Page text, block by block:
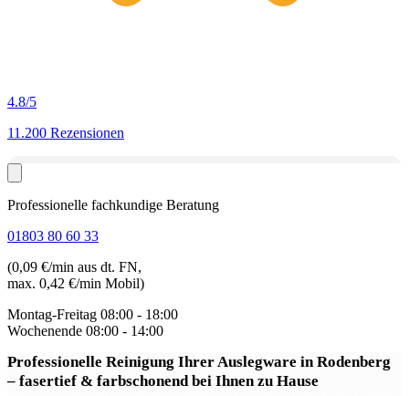
4.8/5
11.200 Rezensionen
Professionelle fachkundige Beratung
01803 80 60 33
(0,09 €/min aus dt. FN,
max. 0,42 €/min Mobil)
Montag-Freitag 08:00 - 18:00
Wochenende 08:00 - 14:00
Professionelle Reinigung Ihrer Auslegware in Rodenberg
– fasertief & farbschonend bei Ihnen zu Hause